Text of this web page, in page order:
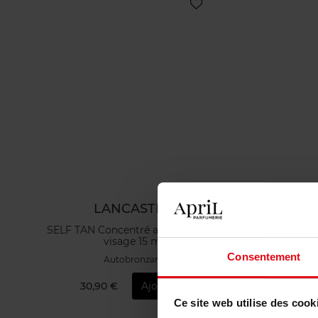
Consentement
Ce site web utilise des
LANCASTER
SELF TAN Concentré autobronzant
visage 15 ml
Autobronzant
30,90 € Ajouter